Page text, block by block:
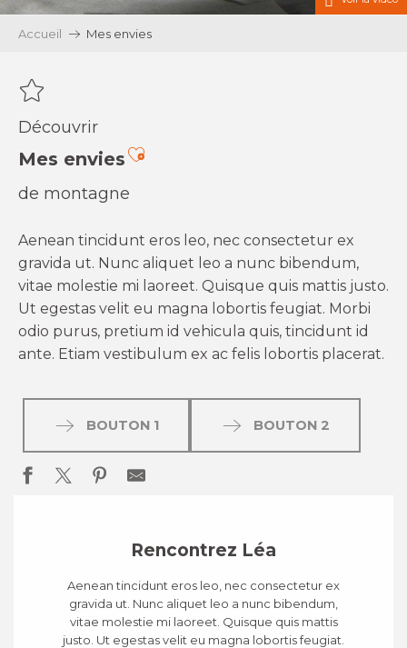
Accueil Mes envies
Découvrir
Mes enviesAjouter aux favoris
de montagne
Aenean tincidunt eros leo, nec consectetur ex
gravida ut. Nunc aliquet leo a nunc bibendum,
vitae molestie mi laoreet. Quisque quis mattis justo.
Ut egestas velit eu magna lobortis feugiat. Morbi
odio purus, pretium id vehicula quis, tincidunt id
ante. Etiam vestibulum ex ac felis lobortis placerat.
BOUTON 1 BOUTON 2
Rencontrez Léa
Aenean tincidunt eros leo, nec consectetur ex
gravida ut. Nunc aliquet leo a nunc bibendum,
vitae molestie mi laoreet. Quisque quis mattis
justo. Ut egestas velit eu magna lobortis feugiat.